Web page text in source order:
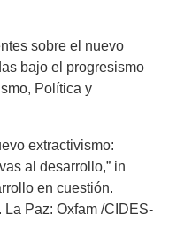
sobre el nuevo
bajo el progresismo
Política y
extractivismo:
al desarrollo,” in
en cuestión.
Paz: Oxfam /CIDES-